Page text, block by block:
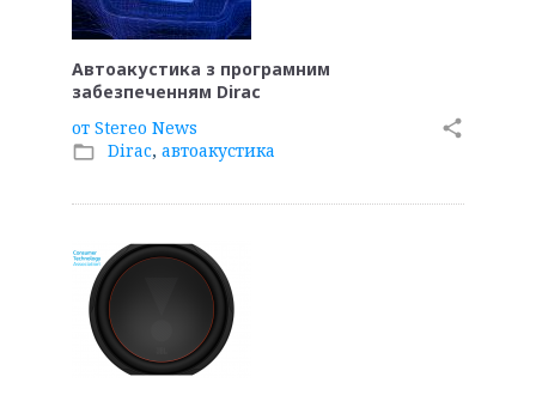
Автоакустика з програмним
забезпеченням Dirac
от Stereo News
folder_open Dirac, автоакустика
share